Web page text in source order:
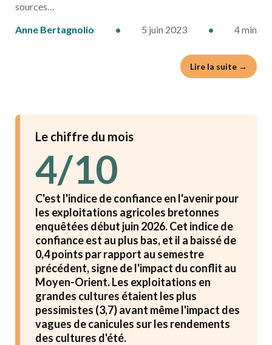
sources…
Anne Bertagnolio
• 5 juin 2023 • 4 min
Lire la suite →
Le chiffre du mois
4/10
C'est l'indice de confiance en l'avenir pour
les exploitations agricoles bretonnes
enquêtées début juin 2026. Cet indice de
confiance est au plus bas, et il a baissé de
0,4 points par rapport au semestre
précédent, signe de l'impact du conflit au
Moyen-Orient. Les exploitations en
grandes cultures étaient les plus
pessimistes (3,7) avant même l'impact des
vagues de canicules sur les rendements
des cultures d'été.